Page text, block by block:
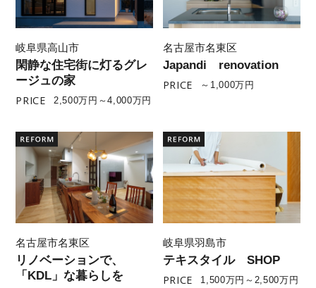
岐阜県高山市
閑静な住宅街に灯るグレ
ージュの家
PRICE
2,500万円～4,000万円
名古屋市名東区
Japandi renovation
PRICE
～1,000万円
名古屋市名東区
リノベーションで、
「KDL」な暮らしを
岐阜県羽島市
テキスタイル SHOP
PRICE
1,500万円～2,500万円